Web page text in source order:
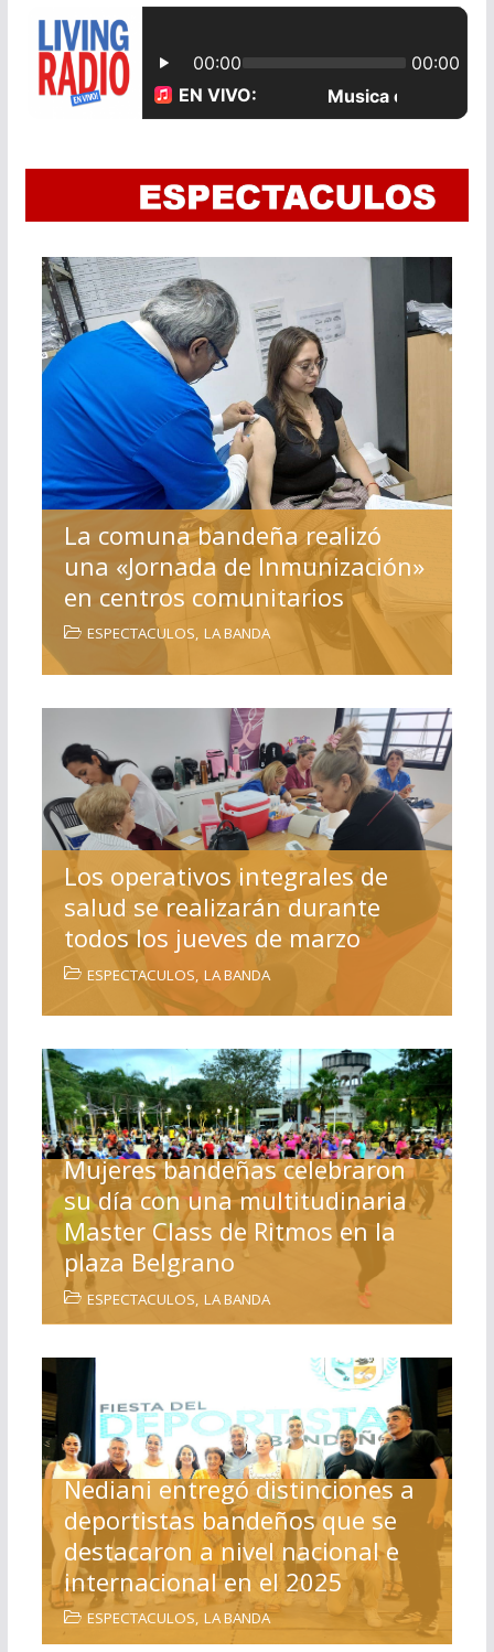
La comuna bandeña realizó
una «Jornada de Inmunización»
en centros comunitarios
ESPECTACULOS, LA BANDA
Los operativos integrales de
salud se realizarán durante
todos los jueves de marzo
ESPECTACULOS, LA BANDA
Mujeres bandeñas celebraron
su día con una multitudinaria
Master Class de Ritmos en la
plaza Belgrano
ESPECTACULOS, LA BANDA
Nediani entregó distinciones a
deportistas bandeños que se
destacaron a nivel nacional e
internacional en el 2025
ESPECTACULOS, LA BANDA